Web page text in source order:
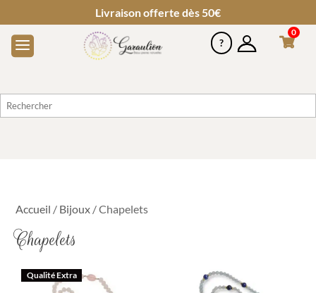
Livraison offerte dès 50€
0
Accueil / Bijoux / Chapelets
Chapelets
Qualité Extra